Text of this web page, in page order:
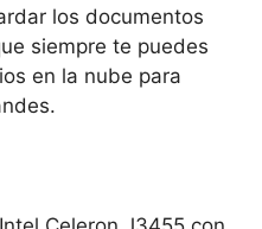
los documentos
siempre te puedes
en la nube para